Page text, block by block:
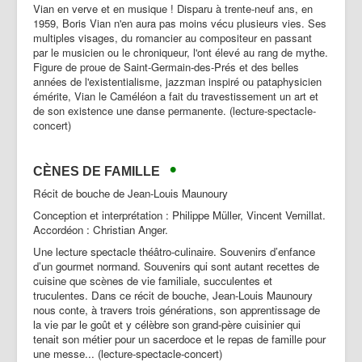
Vian en verve et en musique ! Disparu à trente-neuf ans, en
1959, Boris Vian n'en aura pas moins vécu plusieurs vies. Ses
multiples visages, du romancier au compositeur en passant
par le musicien ou le chroniqueur, l'ont élevé au rang de mythe.
Figure de proue de Saint-Germain-des-Prés et des belles
années de l'existentialisme, jazzman inspiré ou pataphysicien
émérite, Vian le Caméléon a fait du travestissement un art et
de son existence une danse permanente. (lecture-spectacle-
concert)
CÈNES DE FAMILLE •
Récit de bouche de Jean-Louis Maunoury
Conception et interprétation : Philippe Müller, Vincent Vernillat.
Accordéon : Christian Anger.
Une lecture spectacle théâtro-culinaire. Souvenirs d’enfance
d’un gourmet normand. Souvenirs qui sont autant recettes de
cuisine que scènes de vie familiale, succulentes et
truculentes. Dans ce récit de bouche, Jean-Louis Maunoury
nous conte, à travers trois générations, son apprentissage de
la vie par le goût et y célèbre son grand-père cuisinier qui
tenait son métier pour un sacerdoce et le repas de famille pour
une messe... (lecture-spectacle-concert)